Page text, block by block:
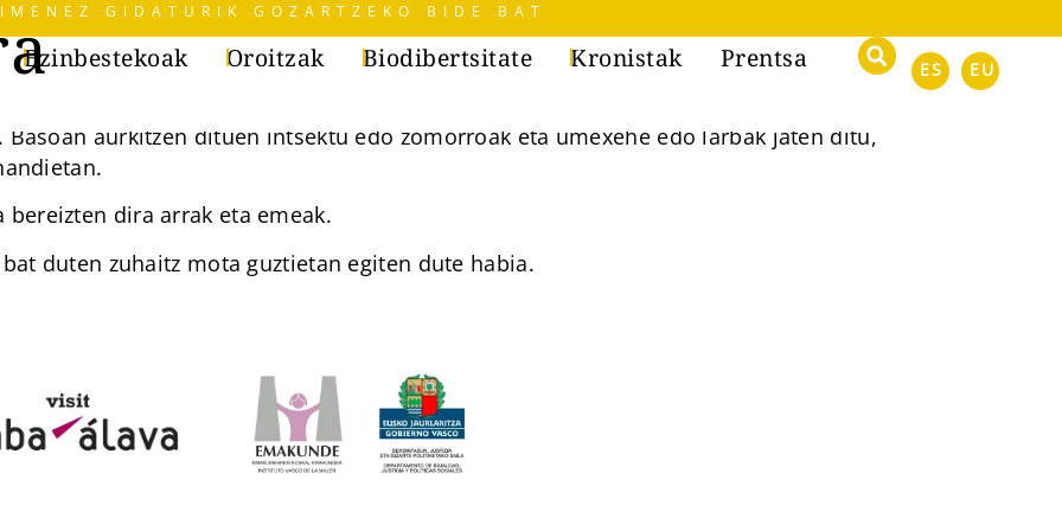
GIDATURIK GOZARTZEKO BIDE BAT
Ezinbestekoak Oroitzak Biodibertsitate Kronistak Prentsa ES EU
aurkitzen dituen intsektu edo zomorroak eta umexehe edo larbak jaten ditu,
dira arrak eta emeak.
duten zuhaitz mota guztietan egiten dute habia.